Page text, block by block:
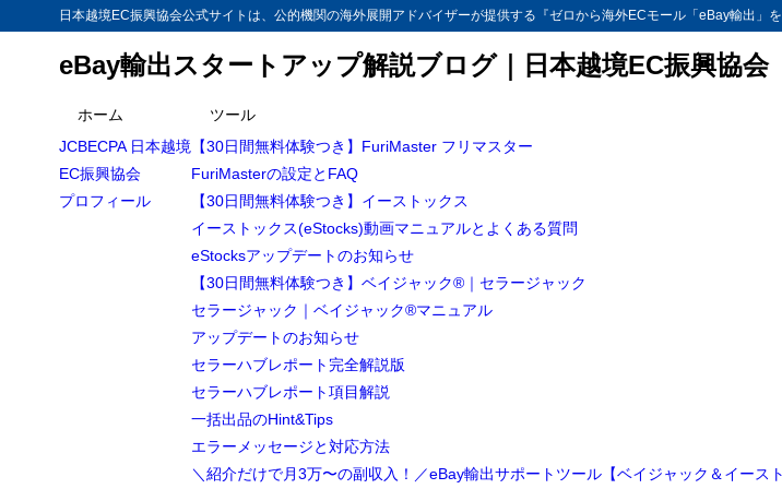
日本越境EC振興協会公式サイトは、公的機関の海外展開アドバイザーが提供する『ゼロから海外ECモール「eBay輸出
eBay輸出スタートアップ解説ブログ｜日本越境EC振興協会
ホーム
JCBECPA 日本越境
EC振興協会
プロフィール
ツール
【30日間無料体験つき】FuriMaster フリマスター
FuriMasterの設定とFAQ
【30日間無料体験つき】イーストックス
イーストックス(eStocks)動画マニュアルとよくある質問
eStocksアップデートのお知らせ
【30日間無料体験つき】ベイジャック®｜セラージャック
セラージャック｜ベイジャック®マニュアル
アップデートのお知らせ
セラーハブレポート完全解説版
セラーハブレポート項目解説
一括出品のHint&Tips
エラーメッセージと対応方法
＼紹介だけで月3万〜の副収入！／eBay輸出サポートツール【ベイジャック＆イース